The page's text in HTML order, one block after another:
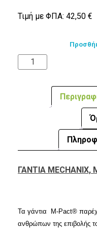
Τιμή με ΦΠΑ: 42,50 €
ΓΑΝΤΙΑ MECHANIX,
Τα γάντια M-Pact®
ανθρώπων της επιβολής